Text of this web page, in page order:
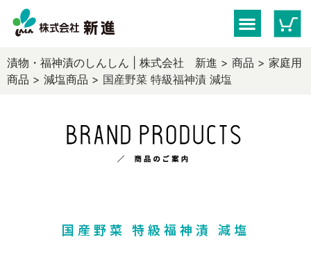
漬物・福神漬のしんしん | 株式会社 新進 > 商品 > 家庭用
商品 > 減塩商品 > 国産野菜 特級福神漬 減塩
国産野菜 特級福神漬 減塩